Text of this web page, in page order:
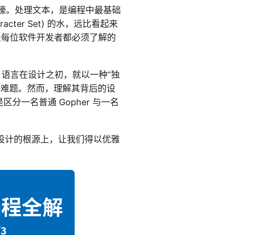
。处理文本，是编程中最基础
Set) 的水，远比看起来
位软件开发者都必须了解的
言在设计之初，就以一种“独
题。然而，理解其背后的设
分一名普通 Gopher 与一名
计的根源上，让我们得以优雅